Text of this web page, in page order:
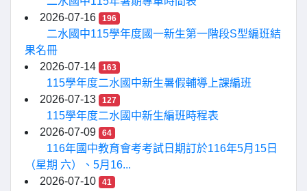
2026-07-16
196
二水國中115學年度國一新生第一階段S型編班結
果名冊
2026-07-14
163
115學年度二水國中新生暑假輔導上課編班
2026-07-13
127
115學年度二水國中新生編班時程表
2026-07-09
64
116年國中教育會考考試日期訂於116年5月15日
（星期 六）、5月16...
2026-07-10
41